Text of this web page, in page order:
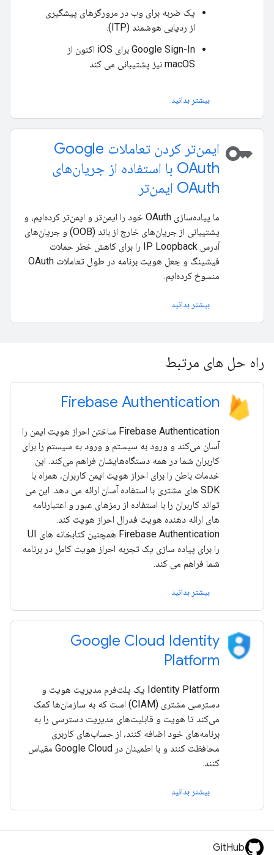
یک ضربه برای وب در مرورگرهای پیشگیری
از ردیابی هوشمند (ITP).
Google Sign-In برای iOS اکنون از
macOS نیز پشتیبانی می کند
بیشتر بدانید
key
ایمن‌تر کردن تعاملات Google
OAuth با استفاده از جریان‌های
OAuth ایمن‌تر
ما پیاده‌سازی OAuth خود را ایمن‌تر و ایمن‌تر کرده‌ایم، و
پشتیبانی از جریان‌های خارج از باند (OOB) و جریان‌های
آدرس IP Loopback را برای کاهش خطر حملات
فیشینگ و جعل هویت برنامه در طول تعاملات OAuth
منسوخ کرده‌ایم.
بیشتر بدانید
راه حل های مرتبط
Firebase Authentication
Firebase Authentication ساختن احراز هویت ایمن را
آسان می‌کند و ورود به سیستم و ورود به سیستم را برای
کاربران شما در همه دستگاه‌هایشان فراهم می‌کند. این
خدمات باطن را برای احراز هویت ایمن کاربران، همراه با
SDK های مشتری با استفاده آسان ارائه می دهد. این می
تواند کاربران را با استفاده از رمزهای عبور و اعتبارنامه
های ارائه دهنده هویت فدرال احراز هویت کند.
Firebase Authentication همچنین کتابخانه های UI
را برای پیاده سازی یک تجربه احراز هویت کامل در برنامه
شما فراهم می کند.
بیشتر بدانید
Google Cloud Identity
Platform
Identity Platform یک پلت‌فرم مدیریت هویت و
دسترسی مشتری (CIAM) است که به سازمان‌ها کمک
می‌کند تا هویت و قابلیت‌های مدیریت دسترسی را به
برنامه‌های خود اضافه کنند، از حساب‌های کاربری
محافظت کنند و با اطمینان در Google Cloud مقیاس
کنند.
بیشتر بدانید
GitHub